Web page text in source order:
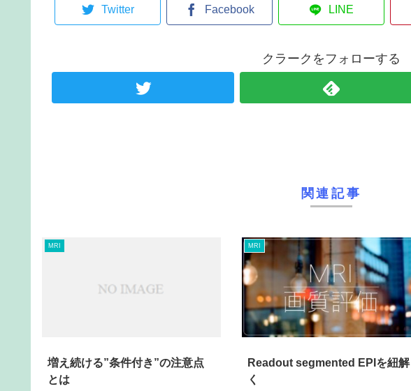
Twitter Facebook LINE
クラークをフォローする
関連記事
MRI
増え続ける”条件付き”の注意点
とは
MRI
Readout segmented EPIを紐解
く